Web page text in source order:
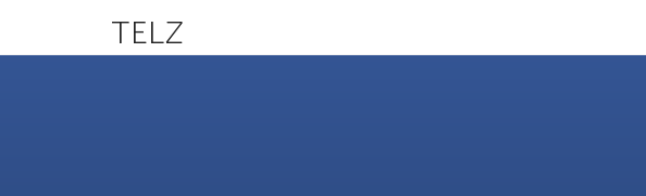
TELZ